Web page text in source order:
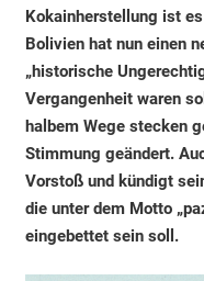
Kokainherstellung ist
Bolivien hat nun einen
„historische
Vergangenheit waren
halbem Wege stecken
Stimmung geändert.
Vorstoß und kündigt
die unter dem Motto
eingebettet sein soll.